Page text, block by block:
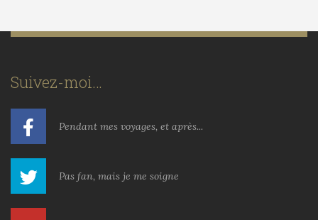
Suivez-moi…
Pendant mes voyages, et après...
Pas fan, mais je me soigne